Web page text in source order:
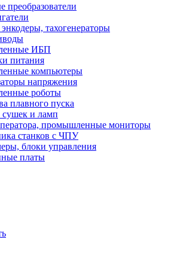
преобразователи
тахогенераторы
ИБП
питания
компьютеры
напряжения
роботы
плавного пуска
сушек и ламп
промышленные мониторы
станков с ЧПУ
блоки управления
платы